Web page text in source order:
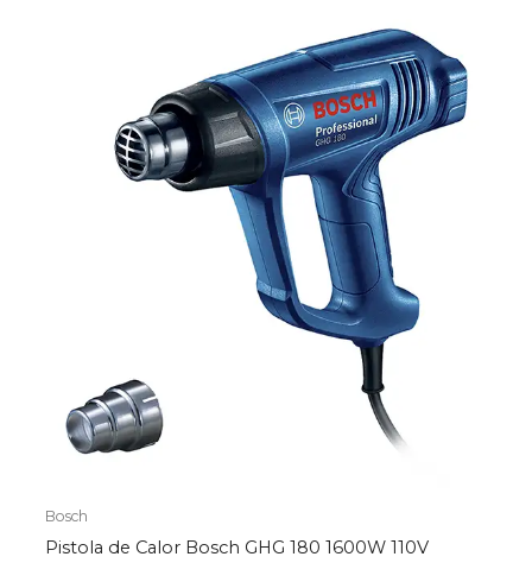
Bosch
Pistola de Calor Bosch GHG 180 1600W 110V